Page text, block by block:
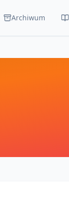
Archiwum